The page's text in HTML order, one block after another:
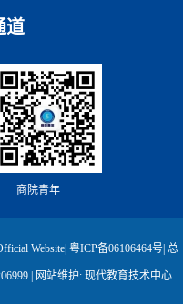
道
商院青年
Website| 粤ICP备06106464号 | 总
| 网站维护: 现代教育技术中心